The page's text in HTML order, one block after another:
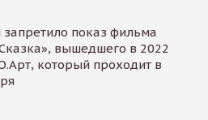
показ фильма
вышедшего в 2022
который проходит в